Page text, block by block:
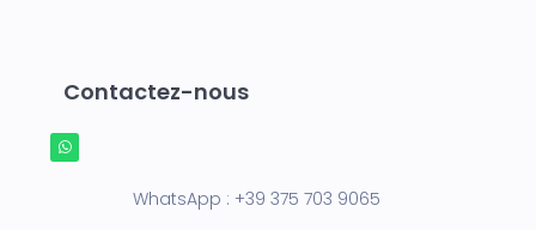
Contactez-nous
WhatsApp : +39 375 703 9065